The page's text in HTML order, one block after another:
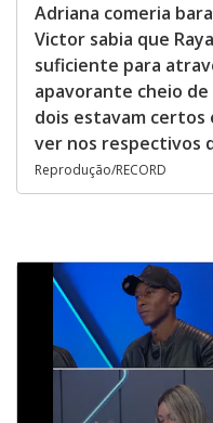
Adriana comeria
Victor sabia que
suficiente para
apavorante cheio de
dois estavam certos
ver nos respectivos
Reprodução/RECORD